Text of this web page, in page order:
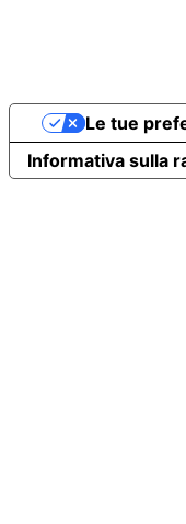
Informativa sulla
Le tue